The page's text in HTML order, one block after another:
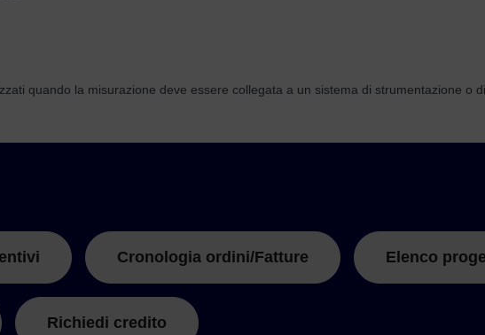
quando la misurazione deve essere collegata a un sistema di strumentazione o
Cronologia ordini/Fatture Elenco
Richiedi credito